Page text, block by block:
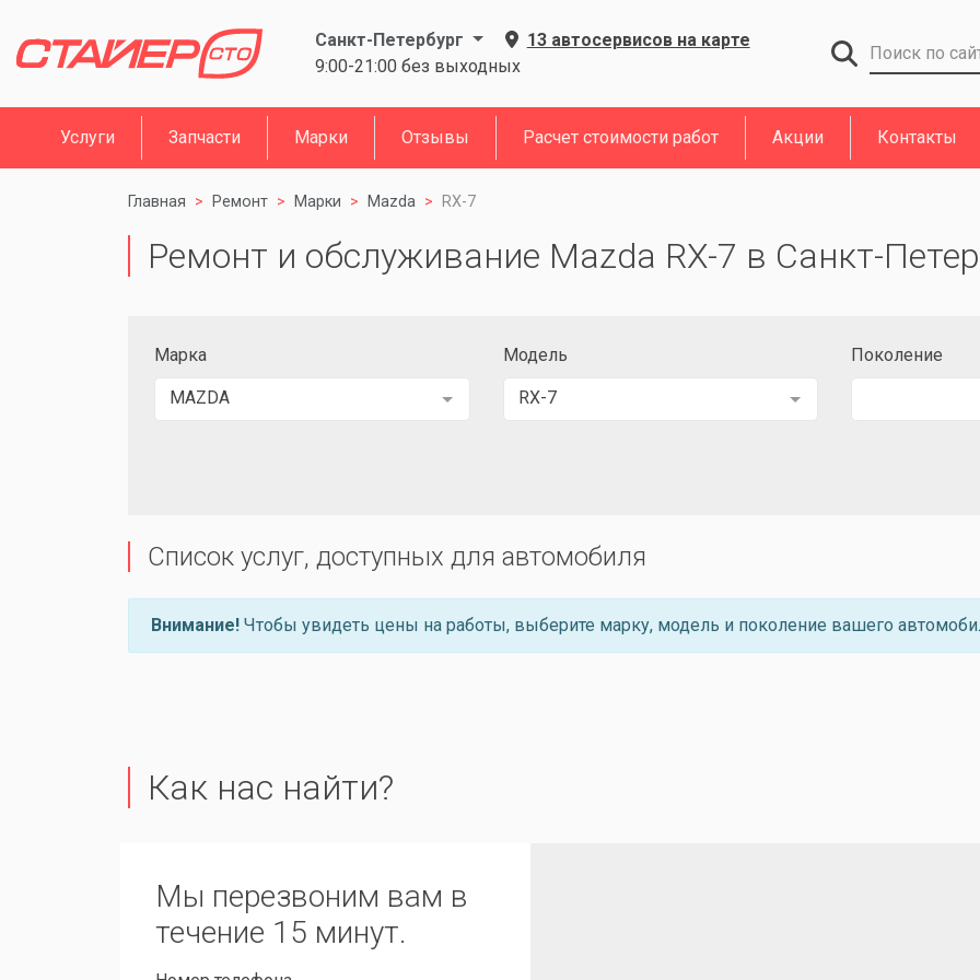
Санкт-Петербург
13 автосервисов на карте
9:00-21:00 без выходных
Услуги Запчасти Марки Отзывы Расчет стоимости работ Акции Контакты
Главная Ремонт Марки Mazda RX-7
Ремонт и обслуживание Mazda RX-7 в Санкт-
Марка
MAZDA
Модель
RX-7
Поколение
Список услуг, доступных для автомобиля
Внимание! Чтобы увидеть цены на работы, выберите марку, модель и поколение вашего
Как нас найти?
Мы перезвоним вам в
течение 15 минут.